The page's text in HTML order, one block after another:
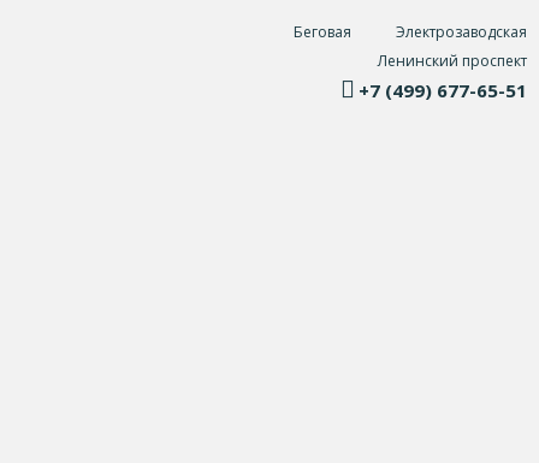
Беговая
Электрозаводская
Ленинский проспект
+7 (499) 677-65-51